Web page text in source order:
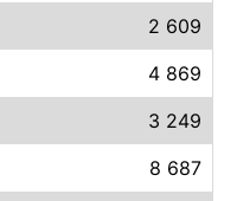
2 609
4 869
3 249
8 687